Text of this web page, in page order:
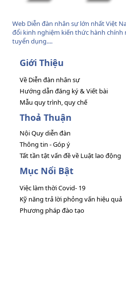
Web Diễn đàn nhân sự lớn nhất Việt
đổi kinh nghiệm kiến thức hành chính
tuyển dụng....
Giới Thiệu
Về Diễn đàn nhân sự
Hướng dẫn đăng ký & Viết bài
Mẫu quy trình, quy chế
Thoả Thuận
Nội Quy diễn đàn
Thông tin - Góp ý
Tất tần tật vấn đề về Luật lao động
Mục Nổi Bật
Việc làm thời Covid- 19
Kỹ năng trả lời phỏng vấn hiệu quả
Phương pháp đào tạo